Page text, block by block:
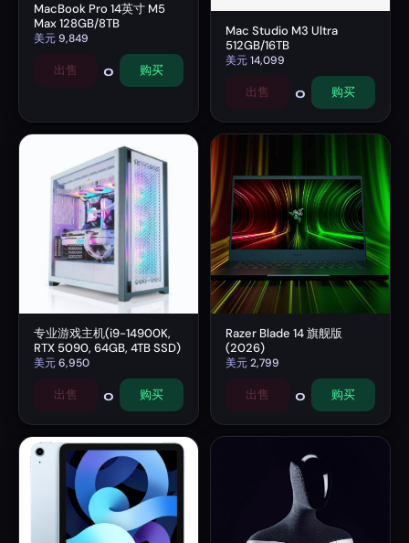
MacBook Pro 14英寸 M5
Max 128GB/8TB
美元9,849
出售 0 购买
Mac Studio M3 Ultra
512GB/16TB
美元14,099
出售 0 购买
专业游戏主机(i9-14900K,
RTX 5090, 64GB, 4TB SSD)
美元6,950
出售 0 购买
Razer Blade 14 旗舰版
(2026)
美元2,799
出售 0 购买